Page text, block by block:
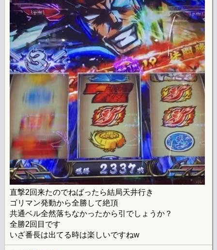
直撃2回来たのでねばったら結局天井行き
ゴリマン発動から全勝して絶頂
共通ベル全然落ちなかったから引でしょうか？
全勝2回目です
いざ番長は出てる時は楽しいですねw